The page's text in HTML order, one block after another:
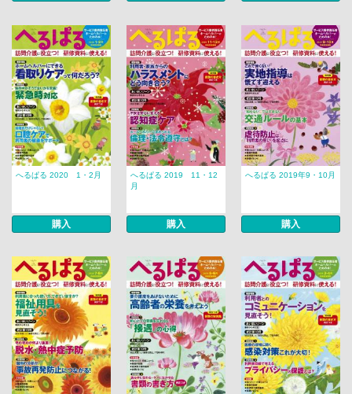
へるぱる 2020 1・2月
購入
へるぱる 2019 11・12
月
購入
へるぱる 2019年9・10月
購入